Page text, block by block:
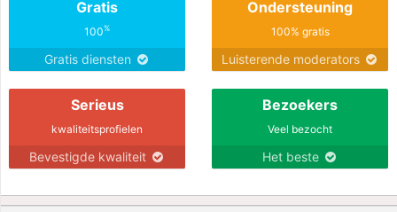
Gratis
100%
Gratis diensten
Ondersteuning
100% gratis
Luisterende moderators
Serieus
kwaliteitsprofielen
Bevestigde kwaliteit
Bezoekers
Veel bezocht
Het beste